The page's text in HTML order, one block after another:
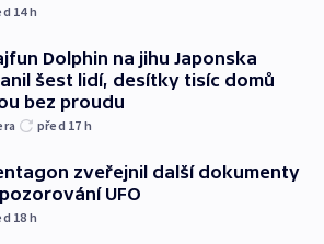
14h
Dolphin na jihu Japonska
šest lidí, desítky tisíc domů
bez proudu
před 17 h
zveřejnil další dokumenty
UFO
18 h